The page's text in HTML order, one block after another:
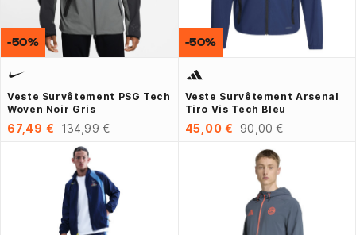
Veste Survêtement PSG Tech
Woven Noir Gris
67,49 € 134,99 €
-50%
Veste Survêtement Arsenal
Tiro Vis Tech Bleu
45,00 € 90,00 €
-50%